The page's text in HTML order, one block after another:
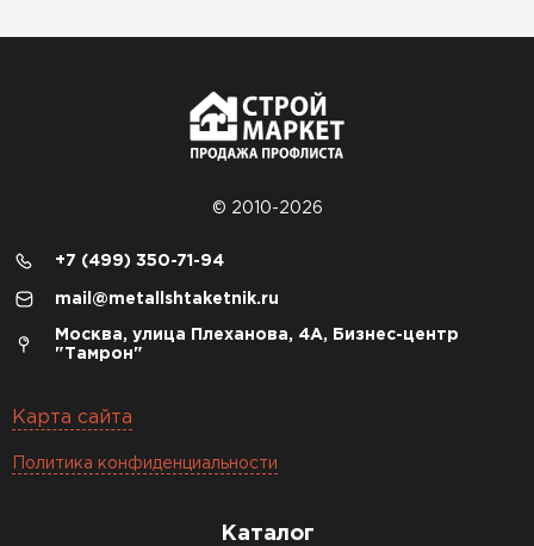
© 2010-2026
+7 (499) 350-71-94
mail@metallshtaketnik.ru
Москва, улица Плеханова, 4А, Бизнес-центр
"Тамрон"
Карта сайта
Политика конфиденциальности
Каталог